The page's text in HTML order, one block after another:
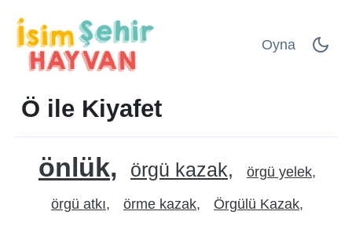
Oyna
Ö ile Kiyafet
önlük örgü kazak örgü yelek
örgü atkı örme kazak Örgülü Kazak